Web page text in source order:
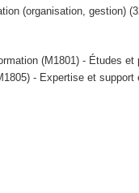
(organisation, gestion)
(M1801) - Études
- Expertise et